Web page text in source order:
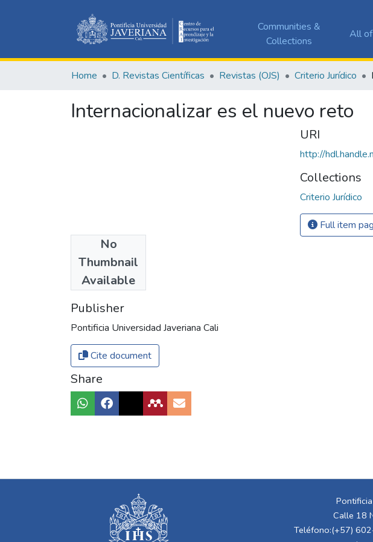
Communities &
Collections
All
Home D. Revistas Científicas Revistas (OJS) Criterio Jurídico
Internacionalizar es el nuevo reto
No
Thumbnail
Available
Authors
Jaramillo G., Oscar
Publisher
Pontificia Universidad Javeriana Cali
Cite document
Share
URI
http://
Collections
Criterio Jurídico
Full item
Calle 18
Teléfono:(+57)